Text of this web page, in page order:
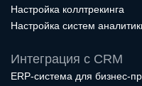
Настройка коллтрекинга
Настройка систем
Интеграция с CRM
ERP-система для бизнес-